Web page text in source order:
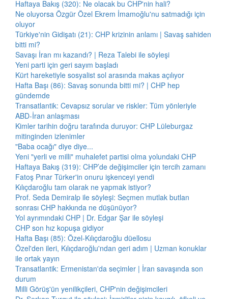
Haftaya Bakış (320): Ne olacak bu CHP'nin hali?
Ne oluyorsa Özgür Özel Ekrem İmamoğlu'nu satmadığı için
oluyor
Türkiye'nin Gidişatı (21): CHP krizinin anlamı | Savaş sahiden
bitti mi?
Savaşı İran mı kazandı? | Reza Talebi ile söyleşi
Yeni parti için geri sayım başladı
Kürt hareketiyle sosyalist sol arasında makas açılıyor
Hafta Başı (86): Savaş sonunda bitti mi? | CHP hep
gündemde
Transatlantik: Cevapsız sorular ve riskler: Tüm yönleriyle
ABD-İran anlaşması
Kimler tarihin doğru tarafında duruyor: CHP Lüleburgaz
mitinginden izlenimler
"Baba ocağı" diye diye...
Yeni "yerli ve milli" muhalefet partisi olma yolundaki CHP
Haftaya Bakış (319): CHP’de değişimciler için tercih zamanı
Fatoş Pınar Türker'in onuru işkenceyi yendi
Kılıçdaroğlu tam olarak ne yapmak istiyor?
Prof. Seda Demiralp ile söyleşi: Seçmen mutlak butlan
sonrası CHP hakkında ne düşünüyor?
Yol ayrımındaki CHP | Dr. Edgar Şar ile söyleşi
CHP son hız kopuşa gidiyor
Hafta Başı (85): Özel-Kılıçdaroğlu düellosu
Özel'den ileri, Kılıçdaroğlu'ndan geri adım | Uzman konuklar
ile ortak yayın
Transatlantik: Ermenistan'da seçimler | İran savaşında son
durum
Milli Görüş'ün yenilikçileri, CHP'nin değişimcileri